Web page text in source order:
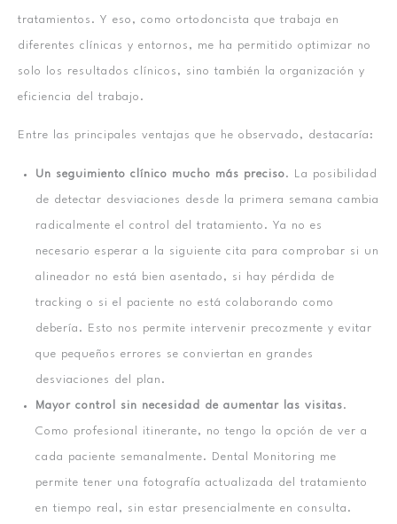
tratamientos. Y eso, como ortodoncista que trabaja en
diferentes clínicas y entornos, me ha permitido optimizar no
solo los resultados clínicos, sino también la organización y
eficiencia del trabajo.
Entre las principales ventajas que he observado, destacaría:
Un seguimiento clínico mucho más preciso. La posibilidad
de detectar desviaciones desde la primera semana cambia
radicalmente el control del tratamiento. Ya no es
necesario esperar a la siguiente cita para comprobar si un
alineador no está bien asentado, si hay pérdida de
tracking o si el paciente no está colaborando como
debería. Esto nos permite intervenir precozmente y evitar
que pequeños errores se conviertan en grandes
desviaciones del plan.
Mayor control sin necesidad de aumentar las visitas.
Como profesional itinerante, no tengo la opción de ver a
cada paciente semanalmente. Dental Monitoring me
permite tener una fotografía actualizada del tratamiento
en tiempo real, sin estar presencialmente en consulta.